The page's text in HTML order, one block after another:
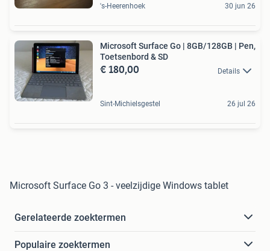
's-Heerenhoek 30 jun 26
Microsoft Surface Go | 8GB/128GB | Pen,
Toetsenbord & SD
€ 180,00 Details
Sint-Michielsgestel 26 jul 26
Microsoft Surface Go 3 - veelzijdige Windows tablet
Gerelateerde zoektermen
Populaire zoektermen